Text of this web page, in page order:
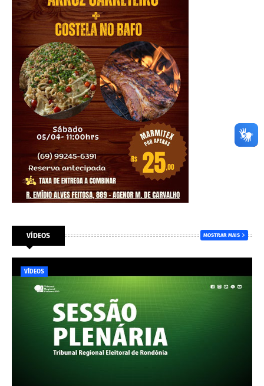
VÍDEOS MOSTRAR MAIS
VÍDEOS